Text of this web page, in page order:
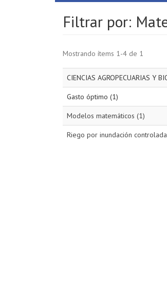
Filtrar por:
Mostrando ítems 1-4 de 1
CIENCIAS AGROPECUARIAS Y
Gasto óptimo (1)
Modelos matemáticos (1)
Riego por inundación